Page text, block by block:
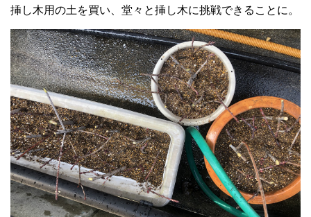
挿し木用の土を買い、堂々と挿し木に挑戦できることに。